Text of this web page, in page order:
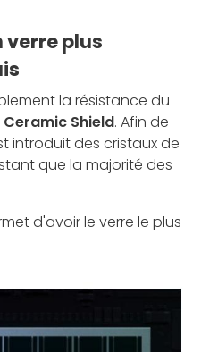
verre plus
la résistance du
Shield. Afin de
introduit des cristaux de
que la majorité des
d'avoir le verre le plus